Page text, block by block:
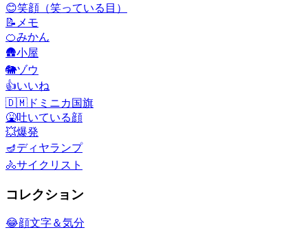
😊笑顔（笑っている目）
📝 メモ
🍊みかん
🛖小屋
🐘ゾウ
👍いいね
🇩🇲 ドミニカ国旗
🤮吐いている顔
💥爆発
🪔ディヤランプ
🚴サイクリスト
コレクション
😂顔文字＆気分